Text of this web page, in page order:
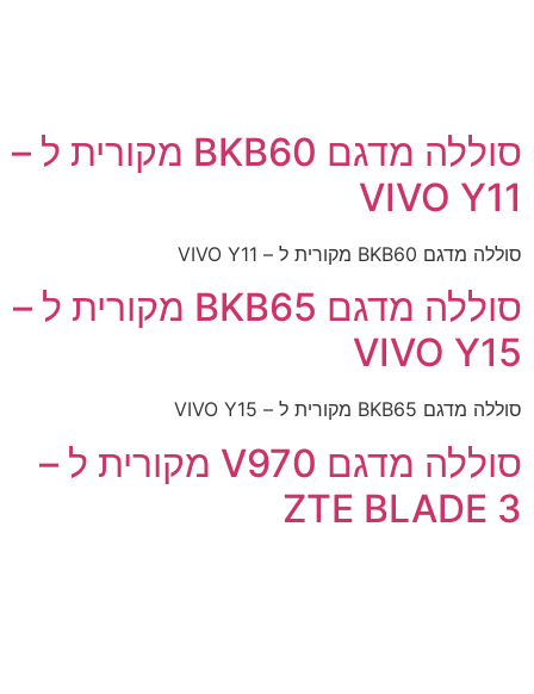
סוללה מדגם BKB60 מקורית ל –
VIVO Y11
סוללה מדגם BKB60 מקורית ל – VIVO Y11
סוללה מדגם BKB65 מקורית ל –
VIVO Y15
סוללה מדגם BKB65 מקורית ל – VIVO Y15
סוללה מדגם V970 מקורית ל –
ZTE BLADE 3